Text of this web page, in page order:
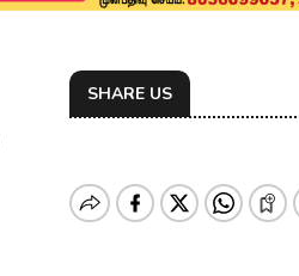
SHARE US